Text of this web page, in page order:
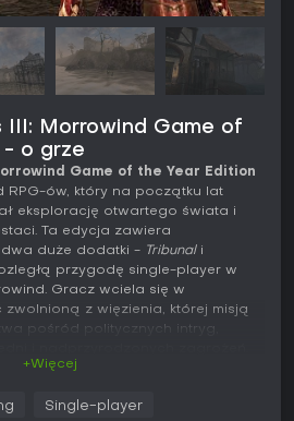
III: Morrowind Game of
- o grze
Game of the Year Edition
RPG-ów, który na początku lat
eksplorację otwartego świata i
Ta edycja zawiera
duże dodatki - Tribunali
przygodę single-player w
Gracz wciela się w
z więzienia, której misją
pośród politycznych intryg,
zależne od wyborów i
budowania świata fantasy.
+Więcej
Single-player